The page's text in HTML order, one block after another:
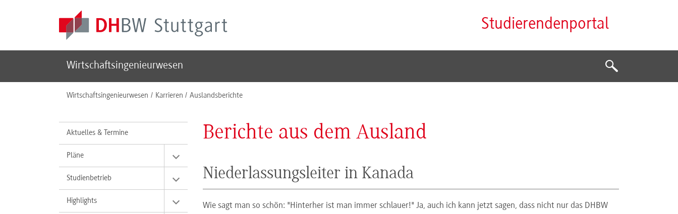
Studierendenportal
Wirtschaftsingenieurwesen
Suche
Suche
Wirtschaftsingenieurwesen Karrieren Auslandsberichte
Aktuelles & Termine
Pläne
Studienbetrieb
Highlights
Berichte aus dem Ausland
Niederlassungsleiter in Kanada
Wie sagt man so schön: "Hinterher ist man immer schlauer!" Ja, auch ich kann jetzt sagen, dass nicht nur das DHBW